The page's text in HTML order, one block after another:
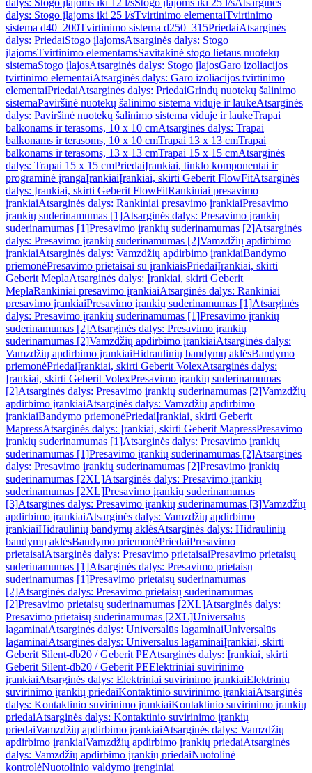
dalys: Stogo įlajoms iki 12 l/sStogo įlajoms iki 25 l/sAtsarginės
dalys: Stogo įlajoms iki 25 l/sTvirtinimo elementaiTvirtinimo
sistema d40–200Tvirtinimo sistema d250–315PriedaiAtsarginės
dalys: PriedaiStogo įlajomsAtsarginės dalys: Stogo
įlajomsTvirtinimo elementamsSavitakinė stogo lietaus nuotekų
sistemaStogo įlajosAtsarginės dalys: Stogo įlajosGaro izoliacijos
tvirtinimo elementaiAtsarginės dalys: Garo izoliacijos tvirtinimo
elementaiPriedaiAtsarginės dalys: PriedaiGrindų nuotekų šalinimo
sistemaPaviršinė nuotekų šalinimo sistema viduje ir laukeAtsarginės
dalys: Paviršinė nuotekų šalinimo sistema viduje ir laukeTrapai
balkonams ir terasoms, 10 x 10 cmAtsarginės dalys: Trapai
balkonams ir terasoms, 10 x 10 cmTrapai 13 x 13 cmTrapai
balkonams ir terasoms, 13 x 13 cmTrapai 15 x 15 cmAtsarginės
dalys: Trapai 15 x 15 cmPriedaiĮrankiai, tinklo komponentai ir
programinė įrangaĮrankiaiĮrankiai, skirti Geberit FlowFitAtsarginės
dalys: Įrankiai, skirti Geberit FlowFitRankiniai presavimo
įrankiaiAtsarginės dalys: Rankiniai presavimo įrankiaiPresavimo
įrankių suderinamumas [1]Atsarginės dalys: Presavimo įrankių
suderinamumas [1]Presavimo įrankių suderinamumas [2]Atsarginės
dalys: Presavimo įrankių suderinamumas [2]Vamzdžių apdirbimo
įrankiaiAtsarginės dalys: Vamzdžių apdirbimo įrankiaiBandymo
priemonėPresavimo prietaisai su įrankiaisPriedaiĮrankiai, skirti
Geberit MeplaAtsarginės dalys: Įrankiai, skirti Geberit
MeplaRankiniai presavimo įrankiaiAtsarginės dalys: Rankiniai
presavimo įrankiaiPresavimo įrankių suderinamumas [1]Atsarginės
dalys: Presavimo įrankių suderinamumas [1]Presavimo įrankių
suderinamumas [2]Atsarginės dalys: Presavimo įrankių
suderinamumas [2]Vamzdžių apdirbimo įrankiaiAtsarginės dalys:
Vamzdžių apdirbimo įrankiaiHidraulinių bandymų aklėsBandymo
priemonėPriedaiĮrankiai, skirti Geberit VolexAtsarginės dalys:
Įrankiai, skirti Geberit VolexPresavimo įrankių suderinamumas
[2]Atsarginės dalys: Presavimo įrankių suderinamumas [2]Vamzdžių
apdirbimo įrankiaiAtsarginės dalys: Vamzdžių apdirbimo
įrankiaiBandymo priemonėPriedaiĮrankiai, skirti Geberit
MapressAtsarginės dalys: Įrankiai, skirti Geberit MapressPresavimo
įrankių suderinamumas [1]Atsarginės dalys: Presavimo įrankių
suderinamumas [1]Presavimo įrankių suderinamumas [2]Atsarginės
dalys: Presavimo įrankių suderinamumas [2]Presavimo įrankių
suderinamumas [2XL]Atsarginės dalys: Presavimo įrankių
suderinamumas [2XL]Presavimo įrankių suderinamumas
[3]Atsarginės dalys: Presavimo įrankių suderinamumas [3]Vamzdžių
apdirbimo įrankiaiAtsarginės dalys: Vamzdžių apdirbimo
įrankiaiHidraulinių bandymų aklėsAtsarginės dalys: Hidraulinių
bandymų aklėsBandymo priemonėPriedaiPresavimo
prietaisaiAtsarginės dalys: Presavimo prietaisaiPresavimo prietaisų
suderinamumas [1]Atsarginės dalys: Presavimo prietaisų
suderinamumas [1]Presavimo prietaisų suderinamumas
[2]Atsarginės dalys: Presavimo prietaisų suderinamumas
[2]Presavimo prietaisų suderinamumas [2XL]Atsarginės dalys:
Presavimo prietaisų suderinamumas [2XL]Universalūs
lagaminaiAtsarginės dalys: Universalūs lagaminaiUniversalūs
lagaminaiAtsarginės dalys: Universalūs lagaminaiĮrankiai, skirti
Geberit Silent-db20 / Geberit PEAtsarginės dalys: Įrankiai, skirti
Geberit Silent-db20 / Geberit PEElektriniai suvirinimo
įrankiaiAtsarginės dalys: Elektriniai suvirinimo įrankiaiElektrinių
suvirinimo įrankių priedaiKontaktinio suvirinimo įrankiaiAtsarginės
dalys: Kontaktinio suvirinimo įrankiaiKontaktinio suvirinimo įrankių
priedaiAtsarginės dalys: Kontaktinio suvirinimo įrankių
priedaiVamzdžių apdirbimo įrankiaiAtsarginės dalys: Vamzdžių
apdirbimo įrankiaiVamzdžių apdirbimo įrankių priedaiAtsarginės
dalys: Vamzdžių apdirbimo įrankių priedaiNuotolinė
kontrolėNuotolinio valdymo įrenginiai